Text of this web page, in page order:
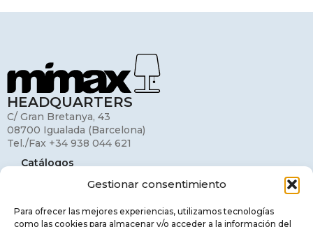
Gestionar consentimiento
Para ofrecer las mejores experiencias, utilizamos tecnologías
como las cookies para almacenar y/o acceder a la información del
HEADQUARTERS
C/ Gran Bretanya, 43
08700 Igualada (Barcelona)
Tel./Fax +34 938 044 621
Catálogos
Contacto